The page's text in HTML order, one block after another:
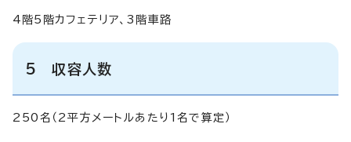
4階5階カフェテリア、3階車路
5 収容人数
250名（2平方メートルあたり1名で算定）